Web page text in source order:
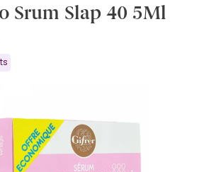
Srum Slap 40 5Ml